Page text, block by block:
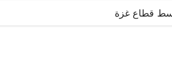
قطاع غزة